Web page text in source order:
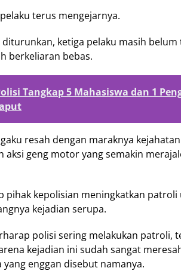
terus mengejarnya.
ketiga pelaku masih belum
berkeliaran bebas.
Tangkap 5 Mahasiswa dan 1
resah dengan maraknya
aksi geng motor yang semakin
pihak kepolisian meningkatkan patroli
kejadian serupa.
polisi sering melakukan patroli,
kejadian ini sudah sangat
yang enggan disebut namanya.